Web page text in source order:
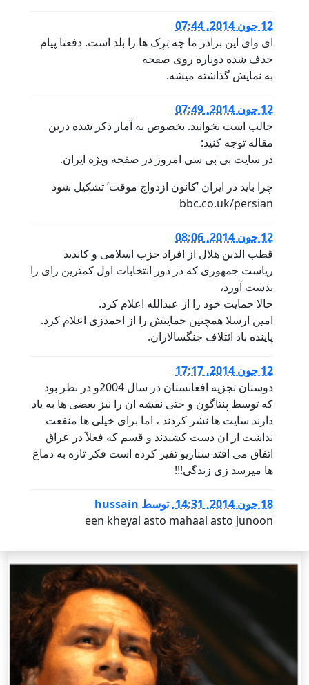
12 جون 2014, 07:44
ای وای این برادر ما چه تِرِک ها را بلد است. دفعتا پیام
حذف شده دوباره روی صفحه
به نمایش گذاشته میشه.
12 جون 2014, 07:49
جالب است بخوانید. بخصوص به آمار ذکر شده درین
مقاله توجه کنید:
در سایت بی بی سی امروز در صفحه ویژه ایران.
چرا باید در ایران ’کانون ازدواج موقت’ تشکیل شود
bbc.co.uk/persian
12 جون 2014, 08:06
قطب الدین هلال از افراد حزب اسلامی و کاندید
ریاست جمهوری که در دور انتخابات اول کمترین رای را
بدست آورد،
حالا حمایت خود را از عبدالله اعلام کرد.
امین ارسلا همچنین حمایتش را از احمدزی اعلام کرد.
پاینده باد ائتلاف جنگسالاران.
12 جون 2014, 17:17
دوستان تجزیه افغانستان در سال 2004و در نظر بود
که توسط پنتاگون و حتی نقشه ان را نیز بعضی ها به یاد
دارند سایت ها نشر کردند ، اما برای خیلی ها منفعت
نداشت از ان دست کشیدند و قسم که فعلآ در عراق
اتفاق می افتد سناریو تفیر کرده است فکر تازه به دماغ
ها میرسد زی زندگی!!!
18 جون 2014, 14:31 ,توسط hussain
een kheyal asto mahaal asto junoon